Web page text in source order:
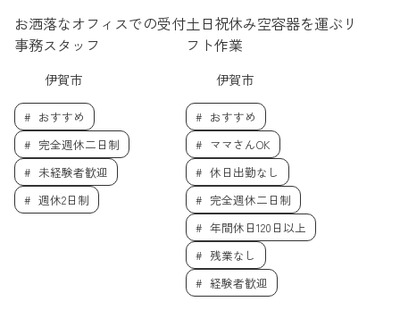
お洒落なオフィスでの受付
事務スタッフ
伊賀市
おすすめ
完全週休二日制
未経験者歓迎
週休2日制
土日祝休み空容器を運ぶリ
フト作業
伊賀市
おすすめ
ママさんOK
休日出勤なし
完全週休二日制
年間休日120日以上
残業なし
経験者歓迎